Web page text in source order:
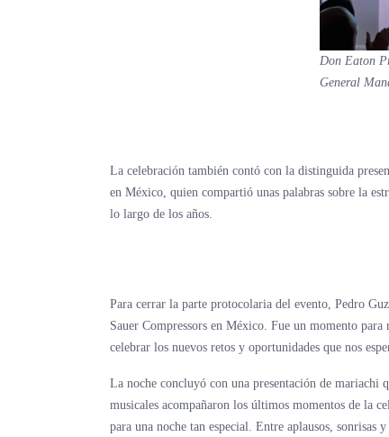
Don Eaton
General
La celebración también contó con la distinguida
en México, quien compartió unas palabras sobre la
lo largo de los años.
Para cerrar la parte protocolaria del evento, Pedro
Sauer Compressors en México. Fue un momento
celebrar los nuevos retos y oportunidades que nos
La noche concluyó con una presentación de
musicales acompañaron los últimos momentos de la
para una noche tan especial. Entre aplausos, sonrisas